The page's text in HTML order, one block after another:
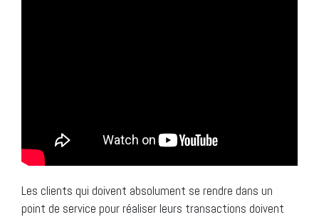
Les clients qui doivent absolument se rendre dans un
point de service pour réaliser leurs transactions doivent